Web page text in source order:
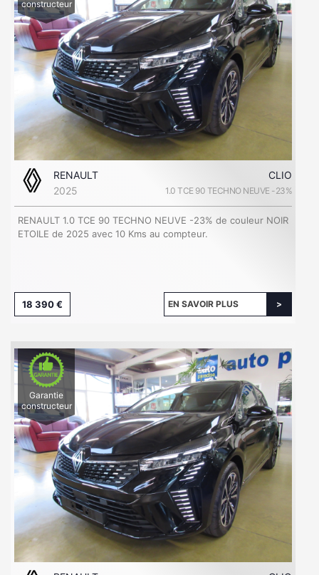
constructeur
RENAULT
CLIO
2025
1.0 TCE 90 TECHNO NEUVE -23%
RENAULT 1.0 TCE 90 TECHNO NEUVE -23% de couleur NOIR
ETOILE de 2025 avec 10 Kms au compteur.
18 390 € EN SAVOIR PLUS
Garantie
constructeur